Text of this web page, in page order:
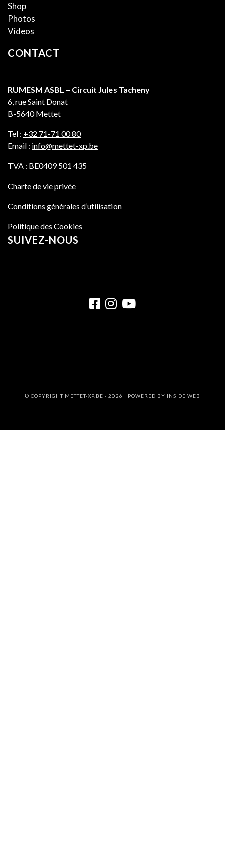
Shop
Photos
Videos
CONTACT
RUMESM ASBL – Circuit Jules Tacheny
6, rue Saint Donat
B-5640 Mettet
Tel : +32 71-71 00 80
Email : info@mettet-xp.be
TVA : BE0409 501 435
Charte de vie privée
Conditions générales d’utilisation
Politique des Cookies
SUIVEZ-NOUS
© COPYRIGHT METTET-XP.BE - 2026 | POWERED BY INSIDE WEB